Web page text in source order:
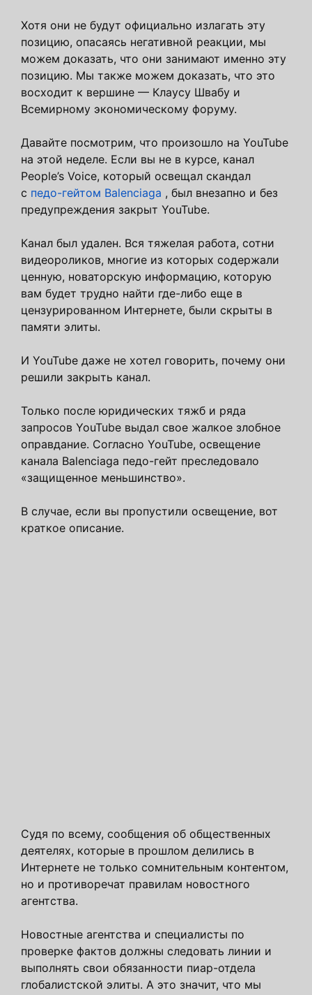
Хотя они не будут официально излагать эту
позицию, опасаясь негативной реакции, мы
можем доказать, что они занимают именно эту
позицию. Мы также можем доказать, что это
восходит к вершине — Клаусу Швабу и
Всемирному экономическому форуму.
Давайте посмотрим, что произошло на YouTube
на этой неделе. Если вы не в курсе, канал
People’s Voice, который освещал скандал
с педо-гейтом Balenciaga , был внезапно и без
предупреждения закрыт YouTube.
Канал был удален. Вся тяжелая работа, сотни
видеороликов, многие из которых содержали
ценную, новаторскую информацию, которую
вам будет трудно найти где-либо еще в
цензурированном Интернете, были скрыты в
памяти элиты.
И YouTube даже не хотел говорить, почему они
решили закрыть канал.
Только после юридических тяжб и ряда
запросов YouTube выдал свое жалкое злобное
оправдание. Согласно YouTube, освещение
канала Balenciaga педо-гейт преследовало
«защищенное меньшинство».
В случае, если вы пропустили освещение, вот
краткое описание.
Судя по всему, сообщения об общественных
деятелях, которые в прошлом делились в
Интернете не только сомнительным контентом,
но и противоречат правилам новостного
агентства.
Новостные агентства и специалисты по
проверке фактов должны следовать линии и
выполнять свои обязанности пиар-отдела
глобалистской элиты. А это значит, что мы